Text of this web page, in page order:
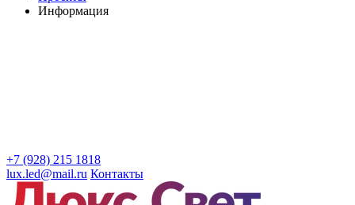
Информация
+7 (928) 215 1818
lux.led@mail.ru Контакты